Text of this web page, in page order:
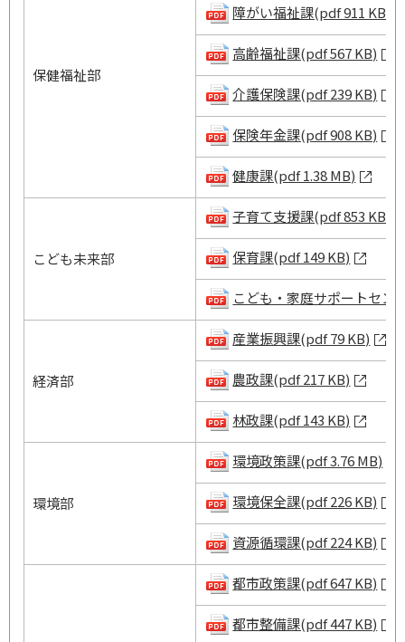
保健福祉部
障がい福祉課(pdf 911 KB)
高齢福祉課(pdf 567 KB)
介護保険課(pdf 239 KB)
保険年金課(pdf 908 KB)
健康課(pdf 1.38 MB)
こども未来部
子育て支援課(pdf 853 KB)
保育課(pdf 149 KB)
こども・家庭サポートセン
経済部
産業振興課(pdf 79 KB)
農政課(pdf 217 KB)
林政課(pdf 143 KB)
環境部
環境政策課(pdf 3.76 MB)
環境保全課(pdf 226 KB)
資源循環課(pdf 224 KB)
都市政策課(pdf 647 KB)
都市整備課(pdf 447 KB)